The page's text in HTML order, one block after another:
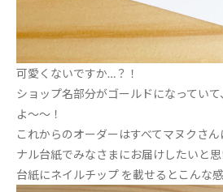
可愛くないですか…？！
ショップ名部分がゴールドになってい
よ～～！
これからのオーダーはすべてマヌクさ
ナル台紙でみなさまにお届けしたいと思
台紙にネイルチップ を載せるとこんな